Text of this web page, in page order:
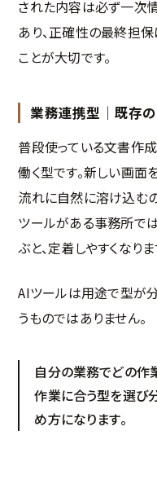
された内容は必ず一次
あり、正確性の最終担
ことが大切です。
業務連携型｜既存
普段使っている文書作
働く型です。新しい画面
流れに自然に溶け込む
ツールがある事務所で
ぶと、定着しやすくなりま
AIツールは用途で型が
うものではありません。
自分の業務でどの作
作業に合う型を選び
め方になります。